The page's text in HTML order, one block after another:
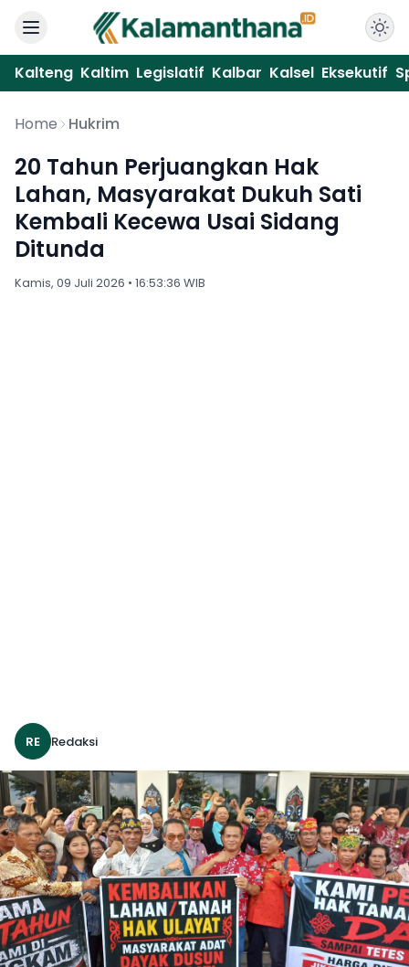
Kalteng Kaltim Legislatif Kalbar Kalsel Eksekutif
Home Hukrim
20 Tahun Perjuangkan Hak
Lahan, Masyarakat Dukuh Sati
Kembali Kecewa Usai Sidang
Ditunda
Kamis, 09 Juli 2026 • 16:53:36 WIB
RE Redaksi